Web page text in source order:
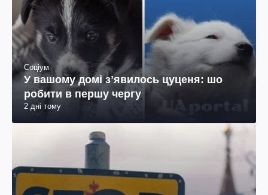
Соціум
У вашому домі зʼявилось цуценя: шо
робити в першу чергу
2 дні тому